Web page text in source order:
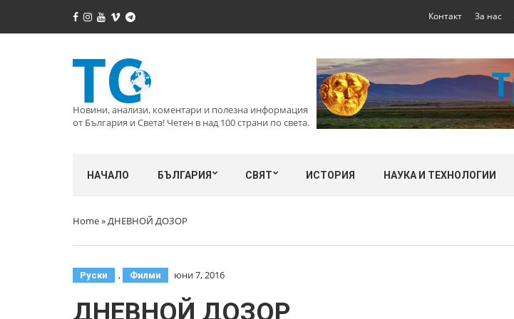
Контакт За нас
Новини, анализи, коментари и полезна информация
от България и Света! Четен в над 100 страни по света.
НАЧАЛО БЪЛГАРИЯ СВЯТ ИСТОРИЯ НАУКА И ТЕХНОЛОГИИ
Home»ДНЕВНОЙ ДОЗОР
Руски , Филми юни 7, 2016
ДНЕВНОЙ ДОЗОР